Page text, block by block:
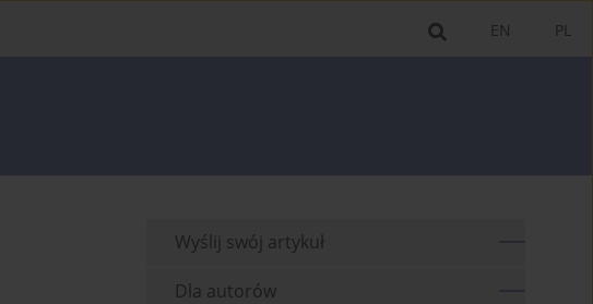
PL
EN
Wyślij swój artykuł
Dla autorów